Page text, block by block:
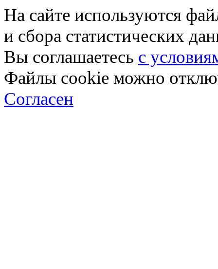
На сайте используются
и сбора статистических
Вы соглашаетесь с
Файлы cookie можно
Согласен